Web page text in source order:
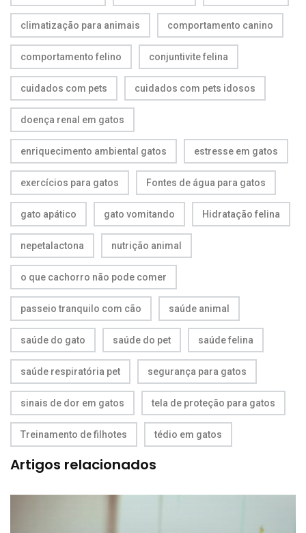
climatização para animais comportamento canino
comportamento felino conjuntivite felina
cuidados com pets cuidados com pets idosos
doença renal em gatos
enriquecimento ambiental gatos estresse em gatos
exercícios para gatos Fontes de água para gatos
gato apático gato vomitando Hidratação felina
nepetalactona nutrição animal
o que cachorro não pode comer
passeio tranquilo com cão saúde animal
saúde do gato saúde do pet saúde felina
saúde respiratória pet segurança para gatos
sinais de dor em gatos tela de proteção para gatos
Treinamento de filhotes tédio em gatos
Artigos relacionados